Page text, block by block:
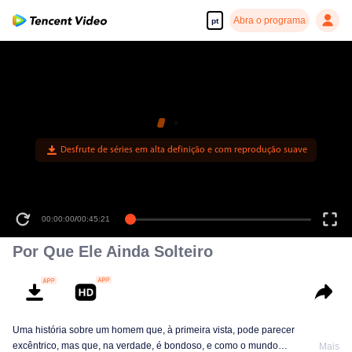
pt Abra o programa
Desfrute de séries em alta definição e com reprodução suave
00:00:00/00:45:21
Por Que Ele Ainda Solteiro
Uma história sobre um homem que, à primeira vista, pode parecer
excêntrico, mas que, na verdade, é bondoso, e como o mundo
Mais